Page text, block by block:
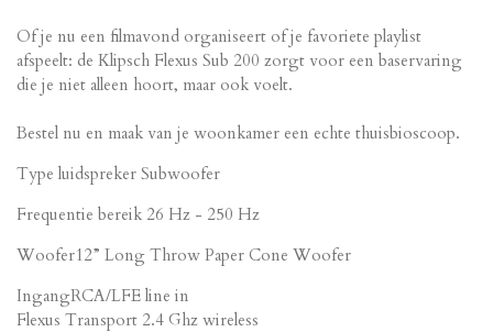
Of je nu een filmavond organiseert of je favoriete playlist
afspeelt: de Klipsch Flexus Sub 200 zorgt voor een baservaring
die je niet alleen hoort, maar ook voelt.
Bestel nu en maak van je woonkamer een echte thuisbioscoop.
Type luidspreker Subwoofer
Frequentie bereik 26 Hz - 250 Hz
Woofer12” Long Throw Paper Cone Woofer
IngangRCA/LFE line in
Flexus Transport 2.4 Ghz wireless